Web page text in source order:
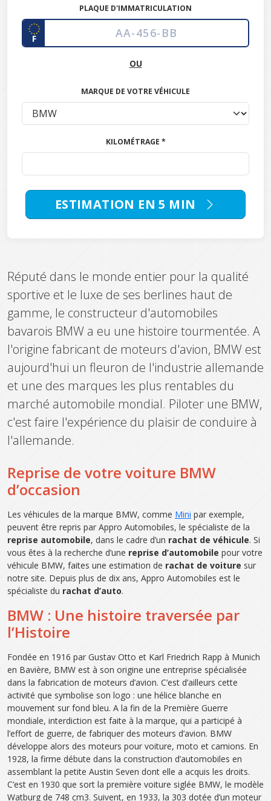
PLAQUE D'IMMATRICULATION
F
OU
MARQUE DE VOTRE VÉHICULE
KILOMÉTRAGE *
ESTIMATION EN 5 MIN
Réputé dans le monde entier pour la qualité
sportive et le luxe de ses berlines haut de
gamme, le constructeur d'automobiles
bavarois BMW a eu une histoire tourmentée. A
l'origine fabricant de moteurs d'avion, BMW est
aujourd'hui un fleuron de l'industrie allemande
et une des marques les plus rentables du
marché automobile mondial. Piloter une BMW,
c'est faire l'expérience du plaisir de conduire à
l'allemande.
Reprise de votre voiture BMW
d’occasion
Les véhicules de la marque BMW, comme Mini par exemple,
peuvent être repris par Appro Automobiles, le spécialiste de la
reprise automobile, dans le cadre d’un rachat de véhicule. Si
vous êtes à la recherche d’une reprise d’automobile pour votre
véhicule BMW, faites une estimation de rachat de voiture sur
notre site. Depuis plus de dix ans, Appro Automobiles est le
spécialiste du rachat d’auto.
BMW : Une histoire traversée par
l’Histoire
Fondée en 1916 par Gustav Otto et Karl Friedrich Rapp à Munich
en Bavière, BMW est à son origine une entreprise spécialisée
dans la fabrication de moteurs d’avion. C’est d’ailleurs cette
activité que symbolise son logo : une hélice blanche en
mouvement sur fond bleu. A la fin de la Première Guerre
mondiale, interdiction est faite à la marque, qui a participé à
l’effort de guerre, de fabriquer des moteurs d’avion. BMW
développe alors des moteurs pour voiture, moto et camions. En
1928, la firme débute dans la construction d’automobiles en
assemblant la petite Austin Seven dont elle a acquis les droits.
C’est en 1930 que sort la première voiture siglée BMW, le modèle
Watburg de 748 cm3. Suivent, en 1933, la 303 dotée d’un moteur